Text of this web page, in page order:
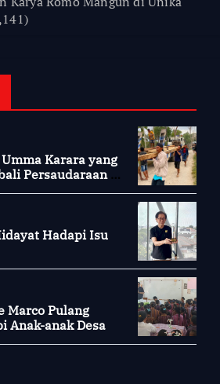
Karara yang
Persaudaraan di
Hadapi Isu
Marco Pulang
Anak-anak Desa